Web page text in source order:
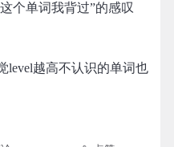
个单词我背过”的感叹
level越高不认识的单词也